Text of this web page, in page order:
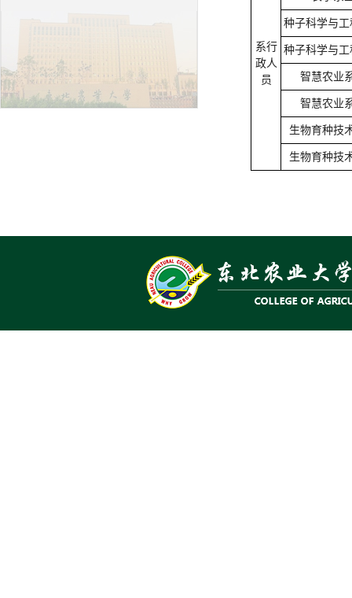
系行
政人
员
种子科学与
种子科学与
智慧农业
智慧农业
生物育种技
生物育种技